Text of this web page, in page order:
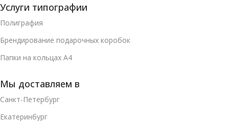
Услуги типографии
Полиграфия
Брендирование подарочных коробок
Папки на кольцах А4
Мы доставляем в
Санкт-Петербург
Екатеринбург